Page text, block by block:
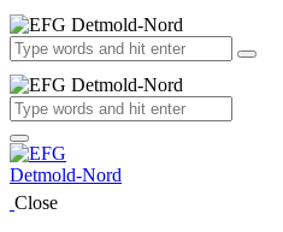
Close